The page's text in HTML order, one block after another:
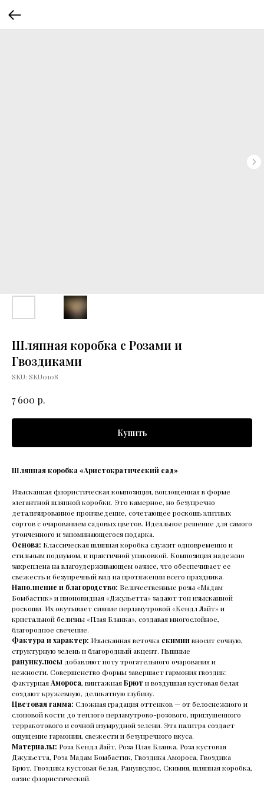
Шляпная коробка с Розами и
Гвоздиками
SKU: SKU0108
7 600 р.
Купить
Шляпная коробка «Аристократический сад»
Изысканная флористическая композиция, воплощенная в форме
элегантной шляпной коробки. Это камерное, но безупречно
детализированное произведение, сочетающее роскошь элитных
сортов с очарованием садовых цветов. Идеальное решение для самого
утонченного и запоминающегося подарка.
Основа: Классическая шляпная коробка служит одновременно и
стильным подиумом, и практичной упаковкой. Композиция надежно
закреплена на влагоудерживающем оазисе, что обеспечивает ее
свежесть и безупречный вид на протяжении всего праздника.
Наполнение и благородство: Величественные розы «Мадам
Бомбастик» и пионовидная «Джульетта» задают тон изысканной
роскоши. Их окутывает сияние перламутровой «Кендл Лайт» и
кристальной белизны «Плая Бланка», создавая многослойное,
благородное свечение.
Фактура и характер: Изысканная веточка скимиивносит сочную,
структурную зелень и благородный акцент. Пышные
ранункулюсы добавляют ноту трогательного очарования и
нежности. Совершенство формы завершает гармония гвоздик:
фактурнаяАмороса, винтажнаяБрют и воздушная кустовая белая
создают кружевную, деликатную глубину.
Цветовая гамма: Сложная градация оттенков — от белоснежного и
слоновой кости до теплого перламутрово-розового, приглушенного
терракотового и сочной изумрудной зелени. Эта палитра создает
ощущение гармонии, свежести и безупречного вкуса.
Материалы: Роза Кендл Лайт, Роза Плая Бланка, Роза кустовая
Джульетта, Роза Мадам Бомбастик, Гвоздика Амороса, Гвоздика
Брют, Гвоздика кустовая белая, Ранункулюс, Скимия, шляпная коробка,
оазис флористический.